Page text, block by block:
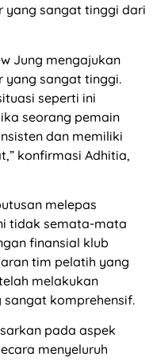
yang sangat tinggi dari
Jung mengajukan
yang sangat tinggi.
seperti ini
seorang pemain
dan memiliki
konfirmasi Adhitia,
melepas
tidak semata-mata
finansial klub
tim pelatih yang
melakukan
komprehensif.
pada aspek
menyeluruh